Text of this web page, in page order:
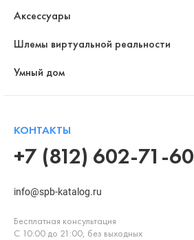
Аксессуары
Шлемы виртуальной реальности
Умный дом
КОНТАКТЫ
+7 (812) 602-71-60
info@spb-katalog.ru
Бесплатная консультация
С 10:00 до 21:00, без выходных